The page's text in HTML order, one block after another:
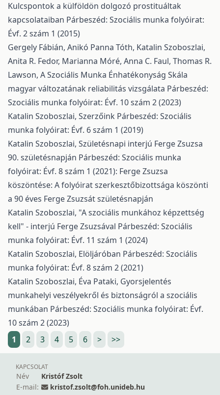
Kulcspontok a külföldön dolgozó prostituáltak
kapcsolataiban Párbeszéd: Szociális munka folyóirat:
Évf. 2 szám 1 (2015)
Gergely Fábián, Anikó Panna Tóth, Katalin Szoboszlai,
Anita R. Fedor, Marianna Móré, Anna C. Faul, Thomas R.
Lawson, A Szociális Munka Énhatékonyság Skála
magyar változatának reliabilitás vizsgálata Párbeszéd:
Szociális munka folyóirat: Évf. 10 szám 2 (2023)
Katalin Szoboszlai, Szerzőink Párbeszéd: Szociális
munka folyóirat: Évf. 6 szám 1 (2019)
Katalin Szoboszlai, Születésnapi interjú Ferge Zsuzsa
90. születésnapján Párbeszéd: Szociális munka
folyóirat: Évf. 8 szám 1 (2021): Ferge Zsuzsa
köszöntése: A folyóirat szerkesztőbizottsága köszönti
a 90 éves Ferge Zsuzsát születésnapján
Katalin Szoboszlai, "A szociális munkához képzettség
kell" - interjú Ferge Zsuzsával Párbeszéd: Szociális
munka folyóirat: Évf. 11 szám 1 (2024)
Katalin Szoboszlai, Elöljáróban Párbeszéd: Szociális
munka folyóirat: Évf. 8 szám 2 (2021)
Katalin Szoboszlai, Éva Pataki, Gyorsjelentés
munkahelyi veszélyekről és biztonságról a szociális
munkában Párbeszéd: Szociális munka folyóirat: Évf.
10 szám 2 (2023)
1
2 3 4 5 6 > >>
KAPCSOLAT
Név
Kristóf Zsolt
E-mail:
kristof.zsolt@foh.unideb.hu